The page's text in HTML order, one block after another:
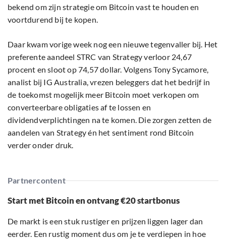
bekend om zijn strategie om Bitcoin vast te houden en
voortdurend bij te kopen.
Daar kwam vorige week nog een nieuwe tegenvaller bij. Het
preferente aandeel STRC van Strategy verloor 24,67
procent en sloot op 74,57 dollar. Volgens Tony Sycamore,
analist bij IG Australia, vrezen beleggers dat het bedrijf in
de toekomst mogelijk meer Bitcoin moet verkopen om
converteerbare obligaties af te lossen en
dividendverplichtingen na te komen. Die zorgen zetten de
aandelen van Strategy én het sentiment rond Bitcoin
verder onder druk.
Partnercontent
Start met Bitcoin en ontvang €20 startbonus
De markt is een stuk rustiger en prijzen liggen lager dan
eerder. Een rustig moment dus om je te verdiepen in hoe